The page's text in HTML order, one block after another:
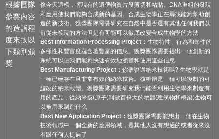
根據團隊
參賽內容
的造詣程
度來按以
下類別頒
獎
像今天這樣，將現有的遺傳物質片段剪切和粘貼。DNA重組的發現
和應用使我們能夠合成新的基因。合成生物學正在尋找能夠幫助創
造的新技術。獲獎團隊需要研究在自然中是否還有其他任何我們以
前從未發現的方法但是有可能可以徹底改變合成生物學的方法
Best Information Processing Project ： 生物特性、行為和部件的
多樣性和豐富度蘊含著豐富的信息。獲獎團隊需要提出一個創新的
系統可以使我們能夠快速有效地瀏覽和使用這些信息
Best Manufacturing Project ： 你聽說過納米技術嗎? 生物學就是
一種已經存在且非常有效的納米技術。核糖體是一種可以復制的可
編改的納米載體。獲獎團隊需要研究我們能否利用生物學來制造有
用的產品，從納米級(原子)到數百倍大的物體(建筑物和橋梁)生物可
以被用來制造什么
Best New Application Project ： 獲獎團隊需要能想出一個在生物
技術領域中一個全新的應用領域，是其他人沒有想過的或者從來沒
有跟任何人提過了